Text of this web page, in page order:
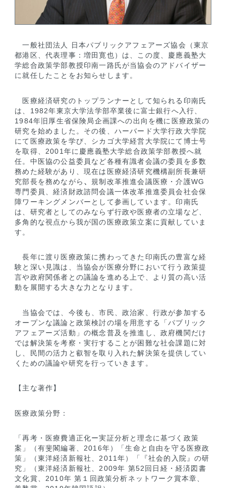
一般社団法人 日本パブリックアフェアーズ協会（東京
都港区、代表理事：増田寛也）は、この度、慶應義塾大
学総合政策学部教授印南一路氏が当協会のアドバイザー
に就任したことをお知らせします。
医療経済研究のトップランナーとして知られる印南氏
は、1982年東京大学法学部卒業後に富士銀行へ入行、
1984年旧厚生省保険局企画課への出向を機に医療政策の
研究を始めました。その後、ハーバード大学行政大学院
にて医療政策を学び、シカゴ大学経営大学院にて博士号
を取得、2001年に慶應義塾大学総合政策学部教授へ就
任。中医協の公益委員など各種有識者会議の委員を多数
務めた経験があり、現在は医療経済研究機構副所長兼研
究部長を務めながら 、 規制改革推進会議医療・介護WG
専門委員、経済財政諮問会議一体改革推進委員会社会保
障ワーキングメンバーとして参画しています。印南氏
は、研究者としてのみならず行政や医療者の立場など、
多角的な視点から我が国の医療政策立案に貢献していま
す。
長年に渡り医療政策に携わってきた印南氏の豊富な経
験と深い見識は、当協会が医療分野において行う政策提
言や政府関係者との議論を進める上で、より質の高い活
動を展開する大きな力となります。
当協会では、今後も、市民、政治家、行政が参加する
オープンな議論と政策検討の場を用意する「パブリック
アフェアーズ活動」の概念普及を推進し、政府機関だけ
では解決策を考察・実行することが困難な社会課題に対
し、民間の活力と叡智を取り入れた解決策を提供してい
くための議論や研究を行っていきます。
【主な著作】
医療政策分野：
「再考・医療費適正化ー実証分析と理念に基づく政策
案」（有斐閣編著、2016年）「生命と自由を守る医療政
策」（東洋経済新報社、2011年）「『社会的入院』の研
究」（東洋経済新報社、2009年 第52回日経・経済図書
文化賞、2010年 第１回政策分析ネットワーク賞本章、